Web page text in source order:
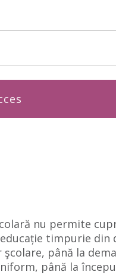
nu permite
timpurie din
până la
până la